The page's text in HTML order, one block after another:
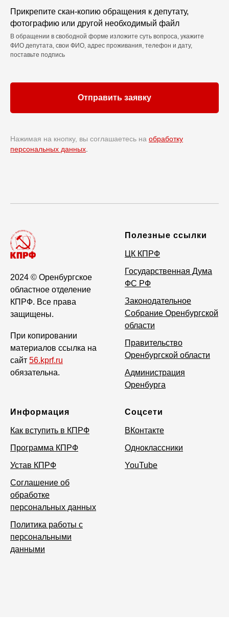
Прикрепите скан-копию обращения к депутату,
фотографию или другой необходимый файл
В обращении в свободной форме изложите суть вопроса, укажите
ФИО депутата, свои ФИО, адрес проживания, телефон и дату,
поставьте подпись
Отправить заявку
Нажимая на кнопку, вы соглашаетесь на обработку
персональных данных
2024 © Оренбургское
областное отделение
КПРФ. Все права
защищены.
При копировании
материалов ссылка на
сайт 56.kprf.ru
обязательна.
Полезные ссылки
ЦК КПРФ
Государственная Дума
ФС РФ
Законодательное
Собрание Оренбургской
области
Правительство
Оренбургской области
Администрация
Оренбурга
Информация
Как вступить в КПРФ
Программа КПРФ
Устав КПРФ
Соглашение об
обработке
персональных данных
Политика работы с
персональными
данными
Соцсети
ВКонтакте
Одноклассники
YouTube